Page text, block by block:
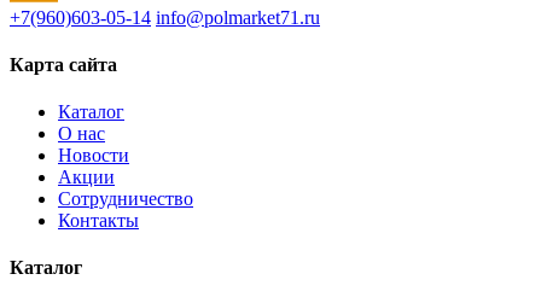
+7(960)603-05-14 info@polmarket71.ru
Карта сайта
Каталог
О нас
Новости
Акции
Сотрудничество
Контакты
Каталог